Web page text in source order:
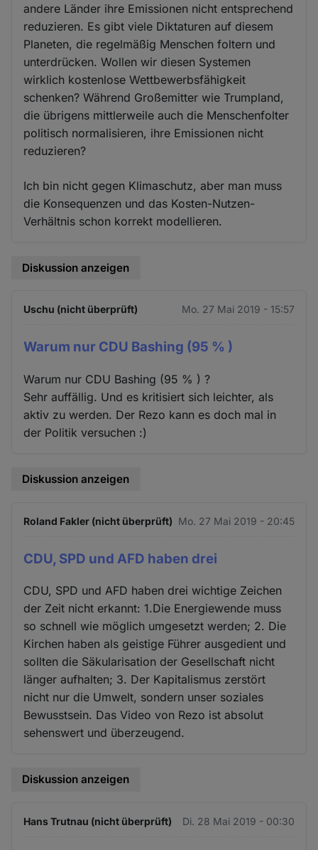
andere Länder ihre Emissionen nicht entsprechend
reduzieren. Es gibt viele Diktaturen auf diesem
Planeten, die regelmäßig Menschen foltern und
unterdrücken. Wollen wir diesen Systemen
wirklich kostenlose Wettbewerbsfähigkeit
schenken? Während Großemitter wie Trumpland,
die übrigens mittlerweile auch die Menschenfolter
politisch normalisieren, ihre Emissionen nicht
reduzieren?
Ich bin nicht gegen Klimaschutz, aber man muss
die Konsequenzen und das Kosten-Nutzen-
Verhältnis schon korrekt modellieren.
Diskussion anzeigen
Uschu (nicht überprüft) Mo. 27 Mai 2019 - 15:57
Warum nur CDU Bashing (95 % )
Warum nur CDU Bashing (95 % ) ?
Sehr auffällig. Und es kritisiert sich leichter, als
aktiv zu werden. Der Rezo kann es doch mal in
der Politik versuchen :)
Diskussion anzeigen
Roland Fakler (nicht überprüft) Mo. 27 Mai 2019 - 20:45
CDU, SPD und AFD haben drei
CDU, SPD und AFD haben drei wichtige Zeichen
der Zeit nicht erkannt: 1.Die Energiewende muss
so schnell wie möglich umgesetzt werden; 2. Die
Kirchen haben als geistige Führer ausgedient und
sollten die Säkularisation der Gesellschaft nicht
länger aufhalten; 3. Der Kapitalismus zerstört
nicht nur die Umwelt, sondern unser soziales
Bewusstsein. Das Video von Rezo ist absolut
sehenswert und überzeugend.
Diskussion anzeigen
Hans Trutnau (nicht überprüft) Di. 28 Mai 2019 - 00:30